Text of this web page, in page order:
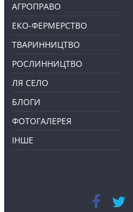
АГРОПРАВО
ЕКО-ФЕРМЕРСТВО
ТВАРИННИЦТВО
РОСЛИННИЦТВО
ЛЯ СЕЛО
БЛОГИ
ФОТОГАЛЕРЕЯ
ІНШЕ